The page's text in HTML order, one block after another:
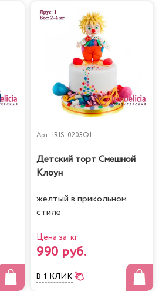
Арт. IRIS-0203QI
Детский торт Смешной
Клоун
желтый в прикольном
стиле
Цена за кг
990 руб.
В 1 КЛИК